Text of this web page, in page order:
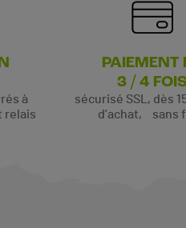
à
relais
PAIEMENT
3 / 4
sécurisé SSL, dès
d’achat, sans